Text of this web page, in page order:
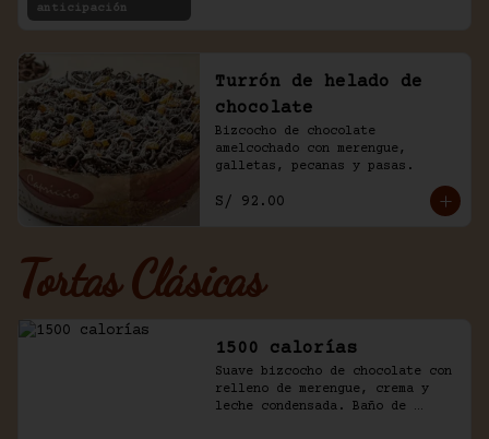
anticipación
Turrón de helado de
chocolate
Bizcocho de chocolate
amelcochado con merengue,
galletas, pecanas y pasas.
S/ 92.00
Tortas Clásicas
1500 calorías
Suave bizcocho de chocolate con
relleno de merengue, crema y
leche condensada. Baño de